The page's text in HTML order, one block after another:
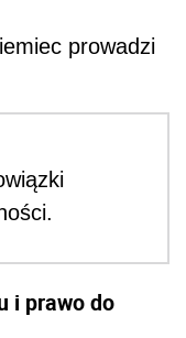
prowadzi
i prawo do